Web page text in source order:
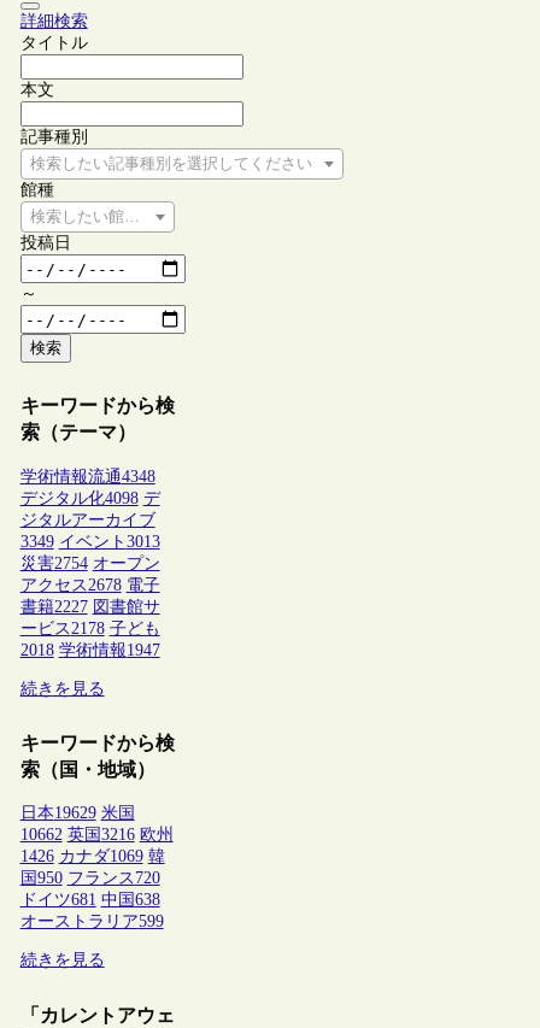
詳細検索
タイトル
本文
記事種別
検索したい記事種別を選択してください
館種
検索したい館種を選択してください
投稿日
～
検索
キーワードから検
索（テーマ）
学術情報流通4348
デジタル化4098 デ
ジタルアーカイブ
3349 イベント 3013
災害2754 オープン
アクセス 2678 電子
書籍2227 図書館サ
ービス 2178 子ども
2018 学術情報1947
続きを見る
キーワードから検
索（国・地域）
日本19629 米国
10662 英国 3216 欧州
1426 カナダ1069 韓
国 950 フランス 720
ドイツ681 中国 638
オーストラリア599
続きを見る
「カレントアウェ